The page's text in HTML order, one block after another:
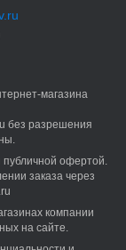
магазина
без разрешения
офертой.
заказа через
компании
на сайте.